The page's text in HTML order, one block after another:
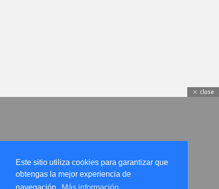
Este sitio utiliza cookies para garantizar que
obtengas la mejor experiencia de
close